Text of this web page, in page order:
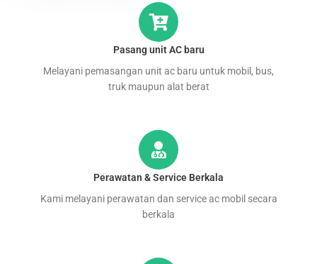
Pasang unit AC baru
Melayani pemasangan unit ac baru untuk mobil, bus,
truk maupun alat berat
Perawatan & Service Berkala
Kami melayani perawatan dan service ac mobil secara
berkala